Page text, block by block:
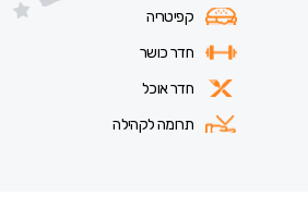
קפיטריה
חדר כושר
חדר אוכל
תרומה לקהילה